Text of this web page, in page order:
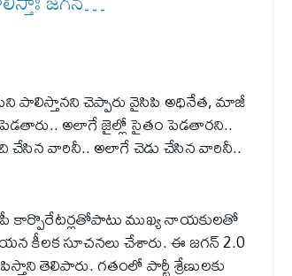
పాలిస్తాన‌ని చెప్పారు వైసిపి అధినేత‌, మాజీ
పెడతారు.. అలాగే జైల్లో సైతం పెడతారని..
చేసిన వారినీ.. అలాగే చెడు చేసిన వారినీ..
కార్పొరేటర్లతోపాటు ముఖ్య నాయకులతో
కీలక సూచనలు చేశారు. ఈ జగన్ 2.0
తెలిపారు. గతంలో పార్టీ శ్రేణులకు